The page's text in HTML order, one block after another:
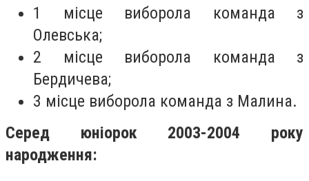
1 місце виборола команда з
Олевська;
2 місце виборола команда з
Бердичева;
3 місце виборола команда з Малина.
Серед юніорок 2003-2004 року
народження: